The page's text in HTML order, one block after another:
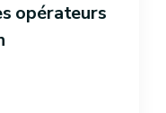
opérateurs